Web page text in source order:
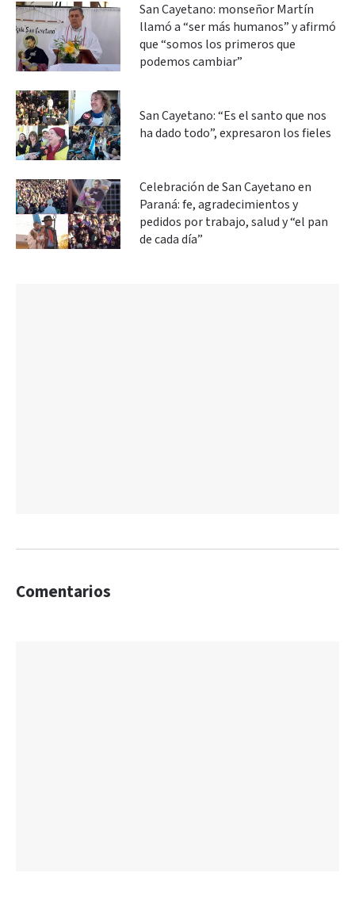
San Cayetano: monseñor Martín
llamó a “ser más humanos” y afirmó
que “somos los primeros que
podemos cambiar”
San Cayetano: “Es el santo que nos
ha dado todo”, expresaron los fieles
Celebración de San Cayetano en
Paraná: fe, agradecimientos y
pedidos por trabajo, salud y “el pan
de cada día”
Comentarios